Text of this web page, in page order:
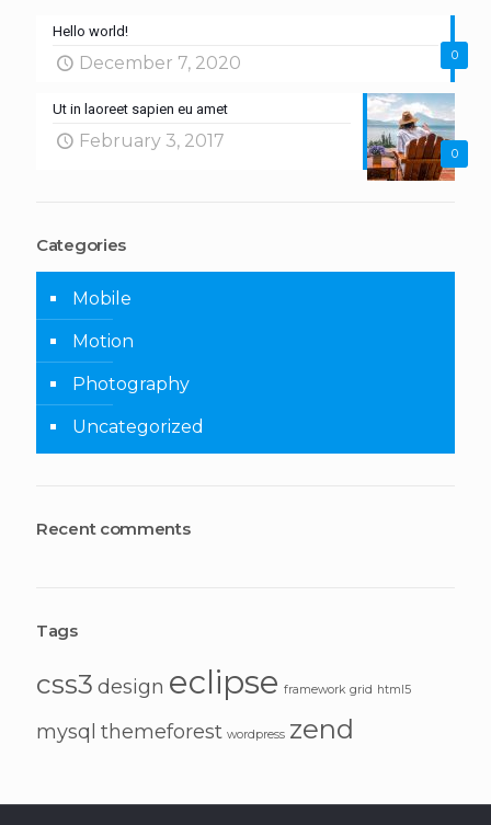
0
Hello world!
December 7, 2020
0
Ut in laoreet sapien eu amet
February 3, 2017
Categories
Mobile
Motion
Photography
Uncategorized
Recent comments
Tags
css3 design eclipse framework grid html5
mysql themeforest wordpress zend